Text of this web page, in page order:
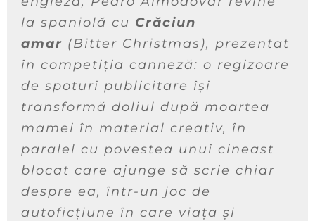
la spaniolă cu Crăciun
amar (Bitter Christmas), prezentat
în competiția canneză: o regizoare
de spoturi publicitare își
transformă doliul după moartea
mamei în material creativ, în
paralel cu povestea unui cineast
blocat care ajunge să scrie chiar
despre ea, într-un joc de
autoficțiune în care viața și